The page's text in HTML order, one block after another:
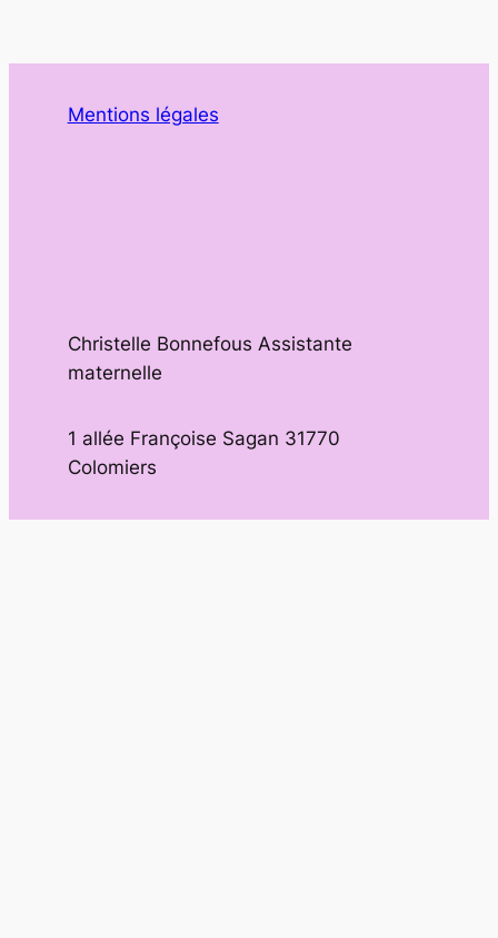
Mentions légales
Christelle Bonnefous Assistante
maternelle
1 allée Françoise Sagan 31770
Colomiers